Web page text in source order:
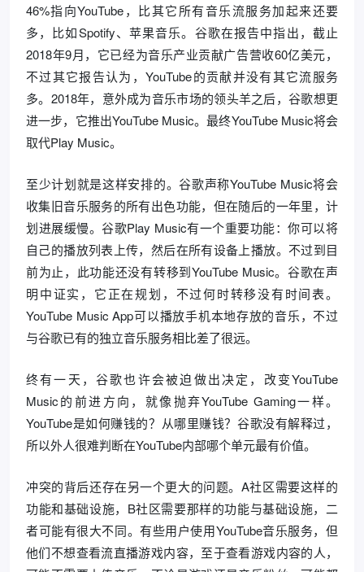
46%指向YouTube，比其它所有音乐流服务加起来还要
多，比如Spotify、苹果音乐。谷歌在报告中指出，截止
2018年9月，它已经为音乐产业贡献广告营收60亿美元，
不过其它报告认为，YouTube的贡献并没有其它流服务
多。2018年，意外成为音乐市场的领头羊之后，谷歌想更
进一步，它推出YouTube Music。最终YouTube Music将会
取代Play Music。
至少计划就是这样安排的。谷歌声称YouTube Music将会
收集旧音乐服务的所有出色功能，但在随后的一年里，计
划进展缓慢。谷歌Play Music有一个重要功能：你可以将
自己的播放列表上传，然后在所有设备上播放。不过到目
前为止，此功能还没有转移到YouTube Music。谷歌在声
明中证实，它正在规划，不过何时转移没有时间表。
YouTube Music App可以播放手机本地存放的音乐，不过
与谷歌已有的独立音乐服务相比差了很远。
终有一天，谷歌也许会被迫做出决定，改变YouTube
Music的前进方向，就像抛弃YouTube Gaming一样。
YouTube是如何赚钱的？从哪里赚钱？谷歌没有解释过，
所以外人很难判断在YouTube内部哪个单元最有价值。
冲突的背后还存在另一个更大的问题。A社区需要这样的
功能和基础设施，B社区需要那样的功能与基础设施，二
者可能有很大不同。有些用户使用YouTube音乐服务，但
他们不想查看流直播游戏内容，至于查看游戏内容的人，